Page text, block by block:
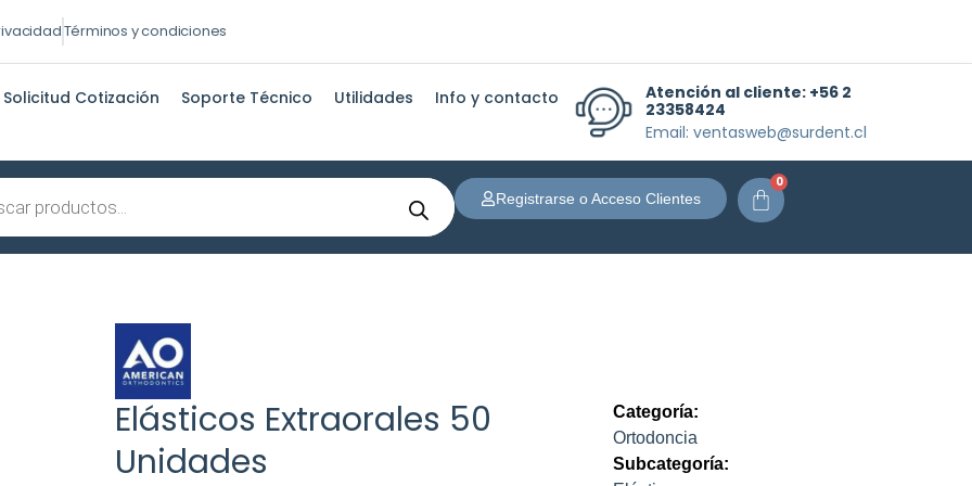
Términos y condiciones
Solicitud Cotización Soporte Técnico Utilidades Info y contacto Atención al cliente: +56 2
23358424
Email: ventasweb@surdent.cl
Registrarse o Acceso Clientes
0
Carrito
Elásticos Extraorales 50
Unidades
Categoría:
Ortodoncia
Subcategoría: